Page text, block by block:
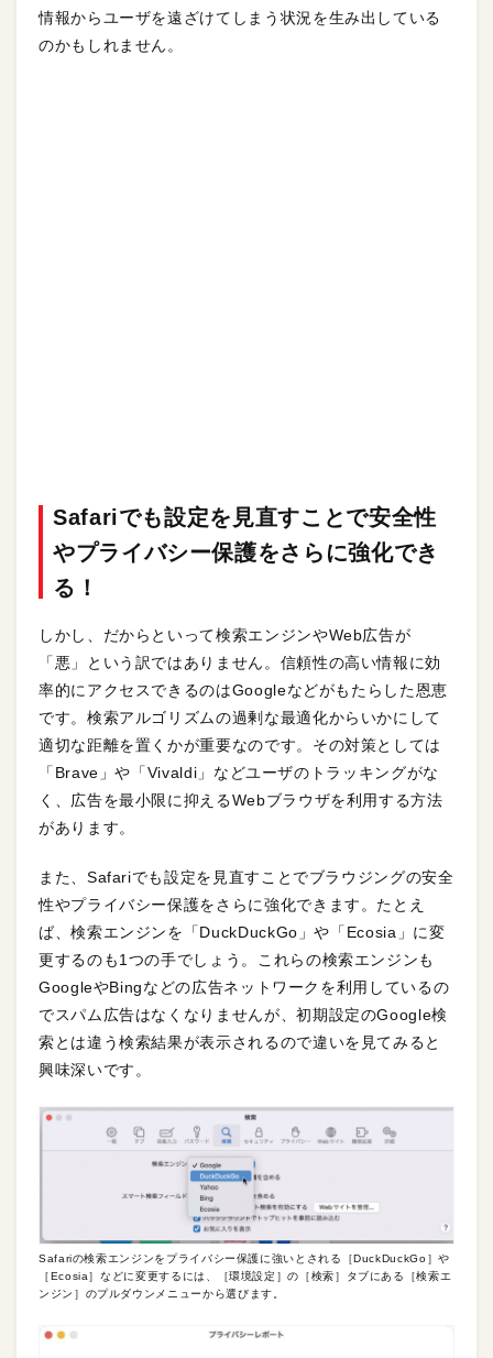
情報からユーザを遠ざけてしまう状況を生み出している
のかもしれません。
Safariでも設定を見直すことで安全性
やプライバシー保護をさらに強化でき
る！
しかし、だからといって検索エンジンやWeb広告が
「悪」という訳ではありません。信頼性の高い情報に効
率的にアクセスできるのはGoogleなどがもたらした恩恵
です。検索アルゴリズムの過剰な最適化からいかにして
適切な距離を置くかが重要なのです。その対策としては
「Brave」や「Vivaldi」などユーザのトラッキングがな
く、広告を最小限に抑えるWebブラウザを利用する方法
があります。
また、Safariでも設定を見直すことでブラウジングの安全
性やプライバシー保護をさらに強化できます。たとえ
ば、検索エンジンを「DuckDuckGo」や「Ecosia」に変
更するのも1つの手でしょう。これらの検索エンジンも
GoogleやBingなどの広告ネットワークを利用しているの
でスパム広告はなくなりませんが、初期設定のGoogle検
索とは違う検索結果が表示されるので違いを見てみると
興味深いです。
Safariの検索エンジンをプライバシー保護に強いとされる［DuckDuckGo］や
［Ecosia］などに変更するには、［環境設定］の［検索］タブにある［検索エ
ンジン］のプルダウンメニューから選びます。